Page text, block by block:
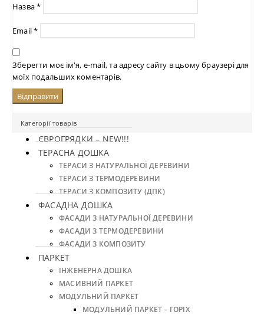
Назва*
Email*
Зберегти моє ім'я, e-mail, та адресу сайту в цьому браузері для
моїх подальших коментарів.
Категорії товарів
ЄВРОГРЯДКИ – NEW!!!
ТЕРАСНА ДОШКА
ТЕРАСИ З НАТУРАЛЬНОЇ ДЕРЕВИНИ
ТЕРАСИ З ТЕРМОДЕРЕВИНИ
ТЕРАСИ З КОМПОЗИТУ (ДПК)
ФАСАДНА ДОШКА
ФАСАДИ З НАТУРАЛЬНОЇ ДЕРЕВИНИ
ФАСАДИ З ТЕРМОДЕРЕВИНИ
ФАСАДИ З КОМПОЗИТУ
ПАРКЕТ
ІНЖЕНЕРНА ДОШКА
МАСИВНИЙ ПАРКЕТ
МОДУЛЬНИЙ ПАРКЕТ
МОДУЛЬНИЙ ПАРКЕТ – ГОРІХ